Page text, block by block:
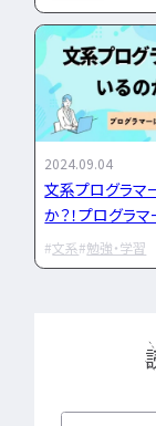
成長
経歴・学歴
スキル
年収・給料
職種・種類
やめとけ
キャリアパ
面接対策
面
エンジニ
エンジニ
エンジニ
2024.09.04
文系プログラマ
か？！プログラ
強法も解説！
文系 勉強・学習